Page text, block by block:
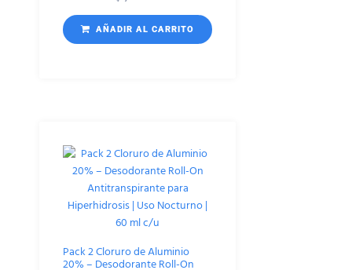
AÑADIR AL CARRITO
Pack 2 Cloruro de Aluminio
20% – Desodorante Roll-On